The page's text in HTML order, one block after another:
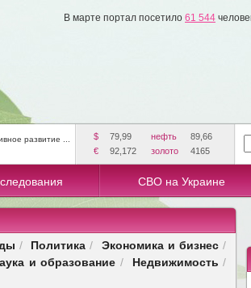
В марте портал посетило 61 544
развитие ...
$ 79,99 нефть
89,66
€
92,172 золото 4165
СВО на Украине
/ Политика / Экономика и бизнес/
и образование / Недвижимость /